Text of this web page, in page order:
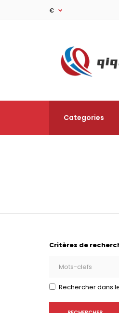
€
Categories
Critères de
Rechercher dans